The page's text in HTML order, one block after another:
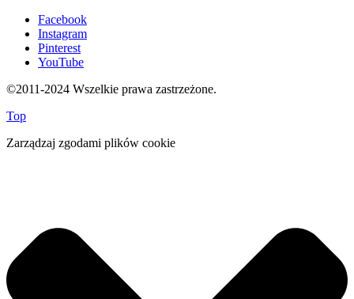
Facebook
Instagram
Pinterest
YouTube
©2011-2024 Wszelkie prawa zastrzeżone.
Top
Zarządzaj zgodami plików cookie